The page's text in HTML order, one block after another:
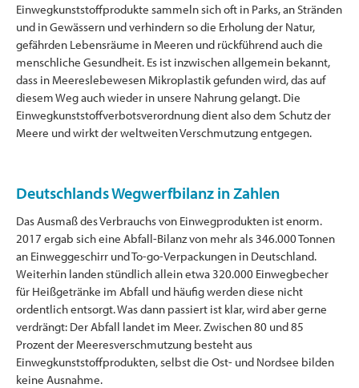
Einwegkunststoffprodukte sammeln sich oft in Parks, an Stränden
und in Gewässern und verhindern so die Erholung der Natur,
gefährden Lebensräume in Meeren und rückführend auch die
menschliche Gesundheit. Es ist inzwischen allgemein bekannt,
dass in Meereslebewesen Mikroplastik gefunden wird, das auf
diesem Weg auch wieder in unsere Nahrung gelangt. Die
Einwegkunststoffverbotsverordnung dient also dem Schutz der
Meere und wirkt der weltweiten Verschmutzung entgegen.
Deutschlands Wegwerfbilanz in Zahlen
Das Ausmaß des Verbrauchs von Einwegprodukten ist enorm.
2017 ergab sich eine Abfall-Bilanz von mehr als 346.000 Tonnen
an Einweggeschirr und To-go-Verpackungen in Deutschland.
Weiterhin landen stündlich allein etwa 320.000 Einwegbecher
für Heißgetränke im Abfall und häufig werden diese nicht
ordentlich entsorgt. Was dann passiert ist klar, wird aber gerne
verdrängt: Der Abfall landet im Meer. Zwischen 80 und 85
Prozent der Meeresverschmutzung besteht aus
Einwegkunststoffprodukten, selbst die Ost- und Nordsee bilden
keine Ausnahme.